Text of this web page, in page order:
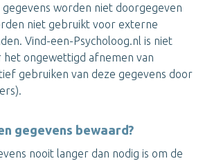
worden niet doorgegeven
niet gebruikt voor externe
Vind-een-Psycholoog.nl is niet
het ongewettigd afnemen van
gebruiken van deze gegevens door
gegevens bewaard?
nooit langer dan nodig is om de